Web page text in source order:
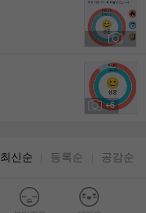
+6
최신순 등록순 공감순